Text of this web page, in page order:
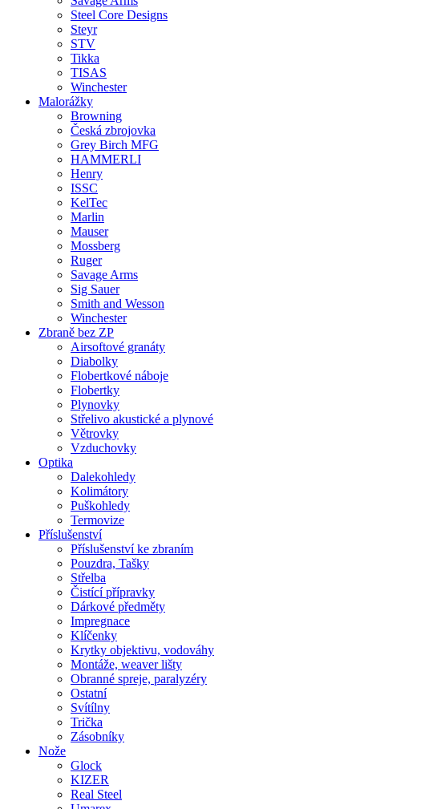
Steel Core Designs
Steyr
STV
Tikka
TISAS
Winchester
Malorážky
Browning
Česká zbrojovka
Grey Birch MFG
HAMMERLI
Henry
ISSC
KelTec
Marlin
Mauser
Mossberg
Ruger
Savage Arms
Sig Sauer
Smith and Wesson
Winchester
Zbraně bez ZP
Airsoftové granáty
Diabolky
Flobertkové náboje
Flobertky
Plynovky
Střelivo akustické a plynové
Větrovky
Vzduchovky
Optika
Dalekohledy
Kolimátory
Puškohledy
Termovize
Příslušenství
Příslušenství ke zbraním
Pouzdra, Tašky
Střelba
Čistící přípravky
Dárkové předměty
Impregnace
Klíčenky
Krytky objektivu, vodováhy
Montáže, weaver lišty
Obranné spreje, paralyzéry
Ostatní
Svítílny
Trička
Zásobníky
Nože
Glock
KIZER
Real Steel